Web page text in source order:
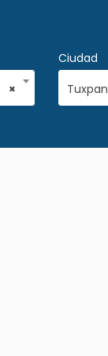
×
Ciudad
Tuxpan